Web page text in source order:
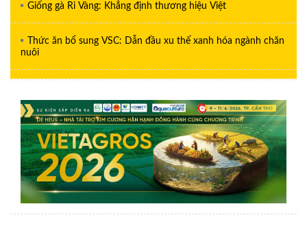
Giống gà Ri Vàng: Khẳng định thương hiệu Việt
Thức ăn bổ sung VSC: Dẫn đầu xu thế xanh hóa ngành chăn
nuôi